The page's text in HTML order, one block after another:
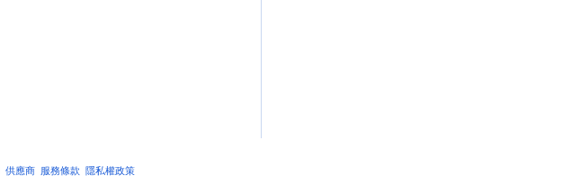
供應商 服務條款 隱私權政策